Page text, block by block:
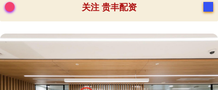
关注 贵丰配资